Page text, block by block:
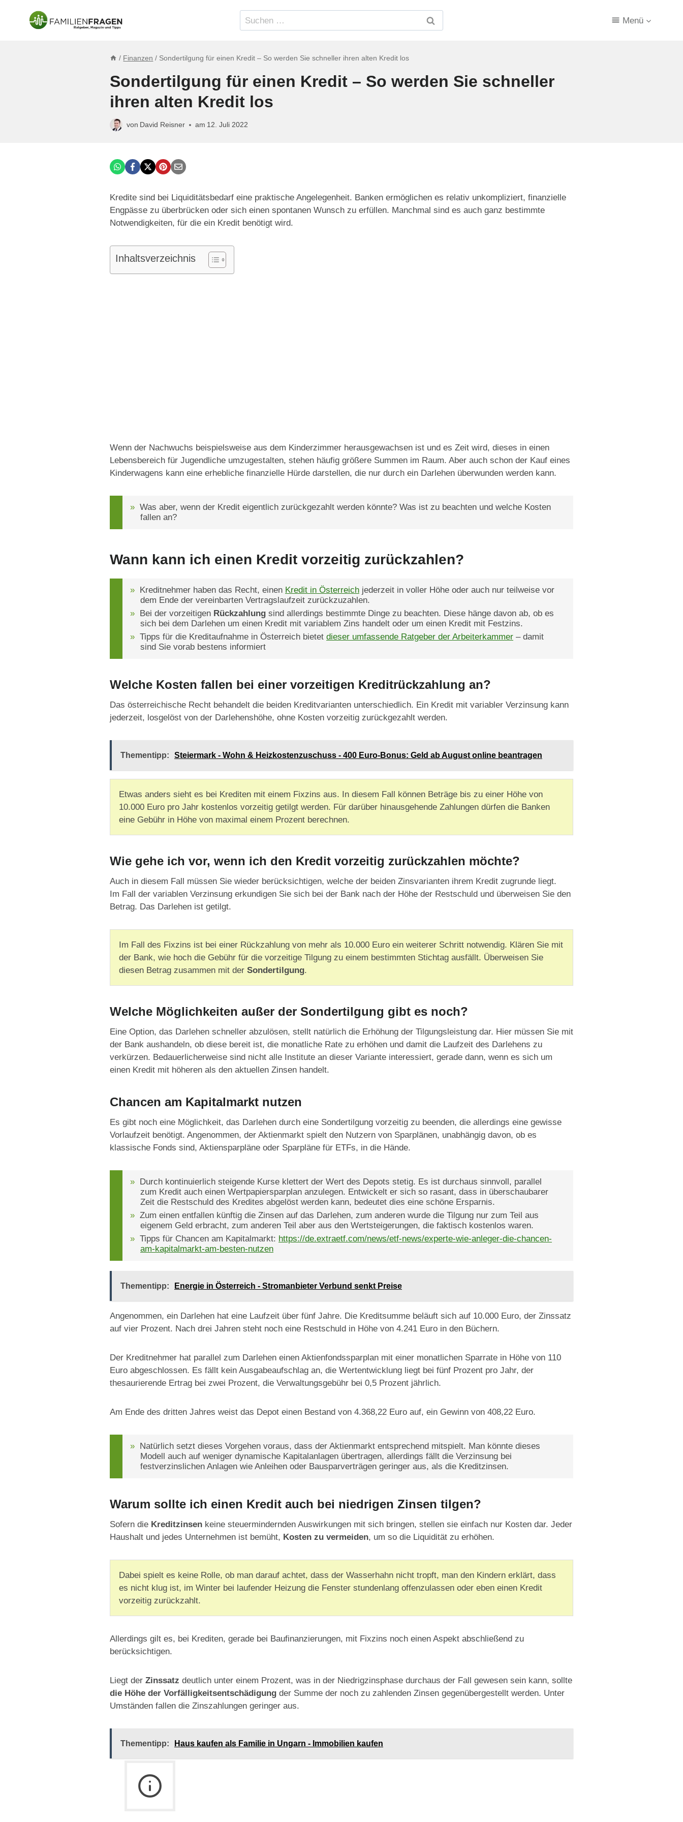
Suchen
nach:
Menü
/ Finanzen / Sondertilgung für einen Kredit – So werden Sie schneller ihren alten Kredit los
Sondertilgung für einen Kredit – So werden Sie schneller
ihren alten Kredit los
von David Reisner am 12. Juli 2022
Kredite sind bei Liquiditätsbedarf eine praktische Angelegenheit. Banken ermöglichen es relativ unkompliziert, finanzielle
Engpässe zu überbrücken oder sich einen spontanen Wunsch zu erfüllen. Manchmal sind es auch ganz bestimmte
Notwendigkeiten, für die ein Kredit benötigt wird.
Inhaltsverzeichnis
Wenn der Nachwuchs beispielsweise aus dem Kinderzimmer herausgewachsen ist und es Zeit wird, dieses in einen
Lebensbereich für Jugendliche umzugestalten, stehen häufig größere Summen im Raum. Aber auch schon der Kauf eines
Kinderwagens kann eine erhebliche finanzielle Hürde darstellen, die nur durch ein Darlehen überwunden werden kann.
Was aber, wenn der Kredit eigentlich zurückgezahlt werden könnte? Was ist zu beachten und welche Kosten
fallen an?
Wann kann ich einen Kredit vorzeitig zurückzahlen?
Kreditnehmer haben das Recht, einen Kredit in Österreich jederzeit in voller Höhe oder auch nur teilweise vor
dem Ende der vereinbarten Vertragslaufzeit zurückzuzahlen.
Bei der vorzeitigen Rückzahlung sind allerdings bestimmte Dinge zu beachten. Diese hänge davon ab, ob es
sich bei dem Darlehen um einen Kredit mit variablem Zins handelt oder um einen Kredit mit Festzins.
Tipps für die Kreditaufnahme in Österreich bietet dieser umfassende Ratgeber der Arbeiterkammer – damit
sind Sie vorab bestens informiert
Welche Kosten fallen bei einer vorzeitigen Kreditrückzahlung an?
Das österreichische Recht behandelt die beiden Kreditvarianten unterschiedlich. Ein Kredit mit variabler Verzinsung kann
jederzeit, losgelöst von der Darlehenshöhe, ohne Kosten vorzeitig zurückgezahlt werden.
Thementipp: Steiermark - Wohn & Heizkostenzuschuss - 400 Euro-Bonus: Geld ab August online beantragen
Etwas anders sieht es bei Krediten mit einem Fixzins aus. In diesem Fall können Beträge bis zu einer Höhe von
10.000 Euro pro Jahr kostenlos vorzeitig getilgt werden. Für darüber hinausgehende Zahlungen dürfen die Banken
eine Gebühr in Höhe von maximal einem Prozent berechnen.
Wie gehe ich vor, wenn ich den Kredit vorzeitig zurückzahlen möchte?
Auch in diesem Fall müssen Sie wieder berücksichtigen, welche der beiden Zinsvarianten ihrem Kredit zugrunde liegt.
Im Fall der variablen Verzinsung erkundigen Sie sich bei der Bank nach der Höhe der Restschuld und überweisen Sie den
Betrag. Das Darlehen ist getilgt.
Im Fall des Fixzins ist bei einer Rückzahlung von mehr als 10.000 Euro ein weiterer Schritt notwendig. Klären Sie mit
der Bank, wie hoch die Gebühr für die vorzeitige Tilgung zu einem bestimmten Stichtag ausfällt. Überweisen Sie
diesen Betrag zusammen mit der Sondertilgung.
Welche Möglichkeiten außer der Sondertilgung gibt es noch?
Eine Option, das Darlehen schneller abzulösen, stellt natürlich die Erhöhung der Tilgungsleistung dar. Hier müssen Sie mit
der Bank aushandeln, ob diese bereit ist, die monatliche Rate zu erhöhen und damit die Laufzeit des Darlehens zu
verkürzen. Bedauerlicherweise sind nicht alle Institute an dieser Variante interessiert, gerade dann, wenn es sich um
einen Kredit mit höheren als den aktuellen Zinsen handelt.
Chancen am Kapitalmarkt nutzen
Es gibt noch eine Möglichkeit, das Darlehen durch eine Sondertilgung vorzeitig zu beenden, die allerdings eine gewisse
Vorlaufzeit benötigt. Angenommen, der Aktienmarkt spielt den Nutzern von Sparplänen, unabhängig davon, ob es
klassische Fonds sind, Aktiensparpläne oder Sparpläne für ETFs, in die Hände.
Durch kontinuierlich steigende Kurse klettert der Wert des Depots stetig. Es ist durchaus sinnvoll, parallel
zum Kredit auch einen Wertpapiersparplan anzulegen. Entwickelt er sich so rasant, dass in überschaubarer
Zeit die Restschuld des Kredites abgelöst werden kann, bedeutet dies eine schöne Ersparnis.
Zum einen entfallen künftig die Zinsen auf das Darlehen, zum anderen wurde die Tilgung nur zum Teil aus
eigenem Geld erbracht, zum anderen Teil aber aus den Wertsteigerungen, die faktisch kostenlos waren.
Tipps für Chancen am Kapitalmarkt: https://de.extraetf.com/news/etf-news/experte-wie-anleger-die-chancen-
am-kapitalmarkt-am-besten-nutzen
Thementipp: Energie in Österreich - Stromanbieter Verbund senkt Preise
Angenommen, ein Darlehen hat eine Laufzeit über fünf Jahre. Die Kreditsumme beläuft sich auf 10.000 Euro, der Zinssatz
auf vier Prozent. Nach drei Jahren steht noch eine Restschuld in Höhe von 4.241 Euro in den Büchern.
Der Kreditnehmer hat parallel zum Darlehen einen Aktienfondssparplan mit einer monatlichen Sparrate in Höhe von 110
Euro abgeschlossen. Es fällt kein Ausgabeaufschlag an, die Wertentwicklung liegt bei fünf Prozent pro Jahr, der
thesaurierende Ertrag bei zwei Prozent, die Verwaltungsgebühr bei 0,5 Prozent jährlich.
Am Ende des dritten Jahres weist das Depot einen Bestand von 4.368,22 Euro auf, ein Gewinn von 408,22 Euro.
Natürlich setzt dieses Vorgehen voraus, dass der Aktienmarkt entsprechend mitspielt. Man könnte dieses
Modell auch auf weniger dynamische Kapitalanlagen übertragen, allerdings fällt die Verzinsung bei
festverzinslichen Anlagen wie Anleihen oder Bausparverträgen geringer aus, als die Kreditzinsen.
Warum sollte ich einen Kredit auch bei niedrigen Zinsen tilgen?
Sofern die Kreditzinsen keine steuermindernden Auswirkungen mit sich bringen, stellen sie einfach nur Kosten dar. Jeder
Haushalt und jedes Unternehmen ist bemüht, Kosten zu vermeiden, um so die Liquidität zu erhöhen.
Dabei spielt es keine Rolle, ob man darauf achtet, dass der Wasserhahn nicht tropft, man den Kindern erklärt, dass
es nicht klug ist, im Winter bei laufender Heizung die Fenster stundenlang offenzulassen oder eben einen Kredit
vorzeitig zurückzahlt.
Allerdings gilt es, bei Krediten, gerade bei Baufinanzierungen, mit Fixzins noch einen Aspekt abschließend zu
berücksichtigen.
Liegt der Zinssatz deutlich unter einem Prozent, was in der Niedrigzinsphase durchaus der Fall gewesen sein kann, sollte
die Höhe der Vorfälligkeitsentschädigung der Summe der noch zu zahlenden Zinsen gegenübergestellt werden. Unter
Umständen fallen die Zinszahlungen geringer aus.
Thementipp: Haus kaufen als Familie in Ungarn - Immobilien kaufen